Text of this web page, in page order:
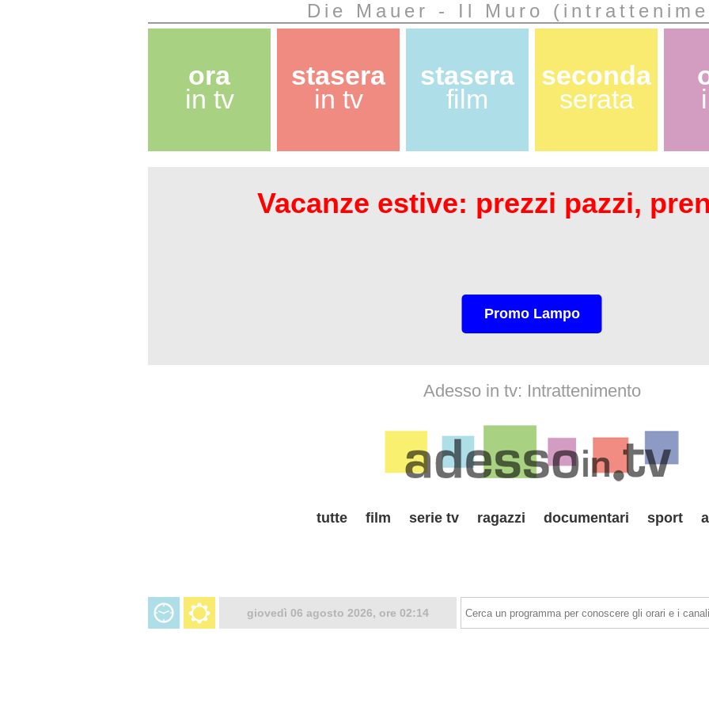
Die Mauer - Il Muro
ora
in tv
stasera
in tv
stasera
film
seconda
serata
Vacanze estive: prezzi pazzi,
Promo Lampo
Adesso in tv: Intrattenimento
tutte film serie tv ragazzi documentari sport
giovedì 06 agosto 2026, ore 02:14